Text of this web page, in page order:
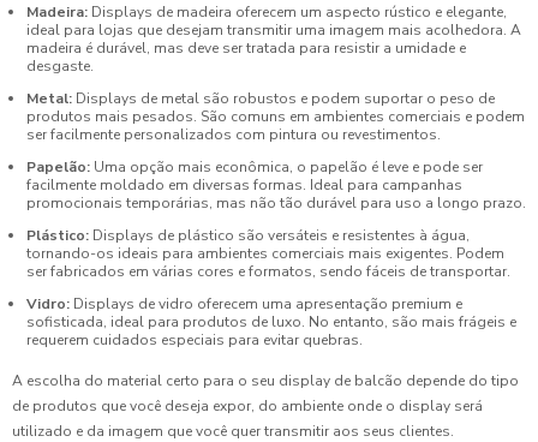
Madeira: Displays de madeira oferecem um aspecto rústico e elegante,
ideal para lojas que desejam transmitir uma imagem mais acolhedora. A
madeira é durável, mas deve ser tratada para resistir a umidade e
desgaste.
Metal: Displays de metal são robustos e podem suportar o peso de
produtos mais pesados. São comuns em ambientes comerciais e podem
ser facilmente personalizados com pintura ou revestimentos.
Papelão: Uma opção mais econômica, o papelão é leve e pode ser
facilmente moldado em diversas formas. Ideal para campanhas
promocionais temporárias, mas não tão durável para uso a longo prazo.
Plástico: Displays de plástico são versáteis e resistentes à água,
tornando-os ideais para ambientes comerciais mais exigentes. Podem
ser fabricados em várias cores e formatos, sendo fáceis de transportar.
Vidro: Displays de vidro oferecem uma apresentação premium e
sofisticada, ideal para produtos de luxo. No entanto, são mais frágeis e
requerem cuidados especiais para evitar quebras.
A escolha do material certo para o seu display de balcão depende do tipo
de produtos que você deseja expor, do ambiente onde o display será
utilizado e da imagem que você quer transmitir aos seus clientes.